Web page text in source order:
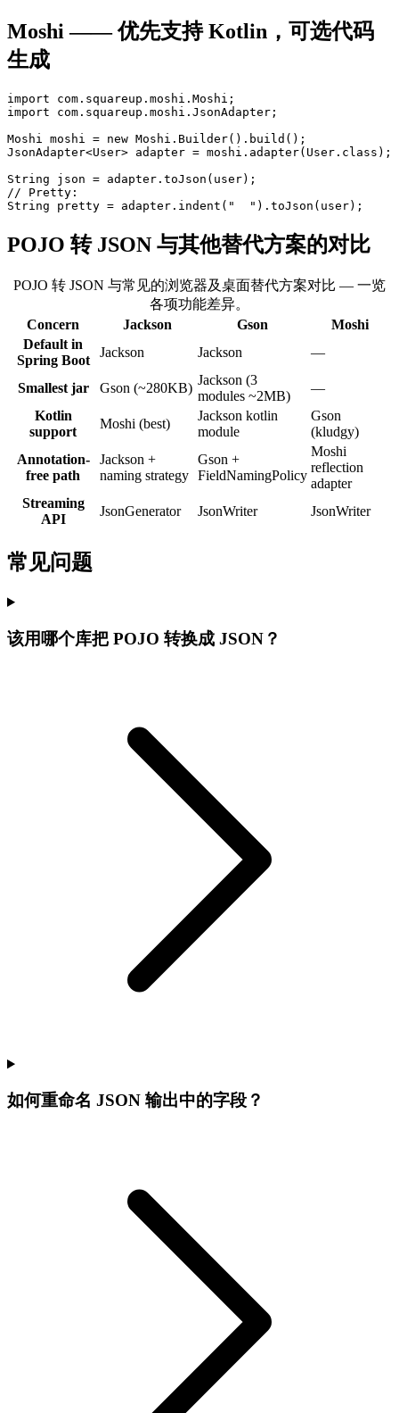
Moshi —— 优先支持 Kotlin，可选代码
生成
import com.squareup.moshi.Moshi;
import com.squareup.moshi.JsonAdapter;
Moshi moshi = new Moshi.Builder().build();
JsonAdapter<User> adapter = moshi.adapter(User.class);
String json = adapter.toJson(user);
// Pretty:
String pretty = adapter.indent("  ").toJson(user);
POJO 转 JSON 与其他替代方案的对比
POJO 转 JSON 与常见的浏览器及桌面替代方案对比 — 一览
各项功能差异。
Concern
Jackson Gson
Moshi
Default in
Spring Boot
Jackson Jackson —
Smallest jar Gson (~280KB)
Jackson (3
modules ~2MB)
—
Kotlin
support
Moshi (best)
Jackson kotlin
module
Gson
(kludgy)
Annotation-
free path
Jackson +
naming strategy
Gson +
FieldNamingPolicy
Moshi
reflection
adapter
Streaming
API
JsonGenerator JsonWriter JsonWriter
常见问题
该用哪个库把 POJO 转换成 JSON？
如何重命名 JSON 输出中的字段？